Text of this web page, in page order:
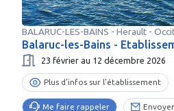
BALARUC-LES-BAINS - Herault-
Balaruc-les-Bains -
23 février au 12 décembre 2026
Plus d’infos sur l’établissement
Me faire rappeler